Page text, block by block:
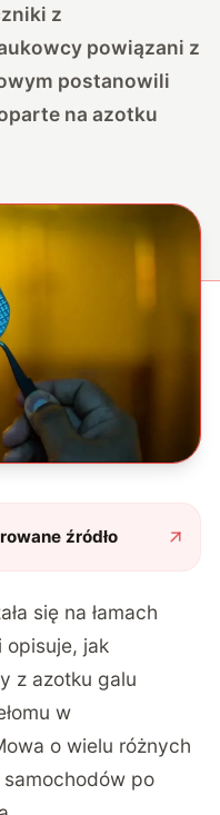
z
powiązani z
postanowili
na azotku
źródło
się na łamach
i opisuje, jak
z azotku galu
w
o wielu różnych
po